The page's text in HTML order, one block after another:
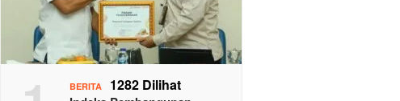
BERITA 1282 Dilihat